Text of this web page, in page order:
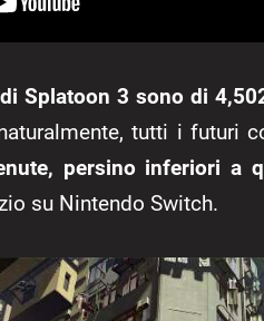
Splatoon 3 sono di
tutti i futuri
persino inferiori a
su Nintendo Switch.